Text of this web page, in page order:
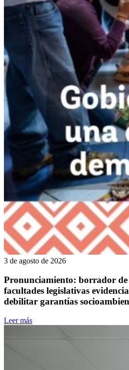
3 de agosto de 2026
Pronunciamiento: borrador de
facultades legislativas
debilitar garantías
Leer más